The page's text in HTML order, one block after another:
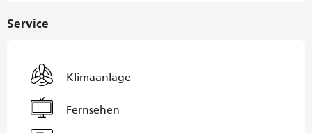
Service
Klimaanlage
Fernsehen